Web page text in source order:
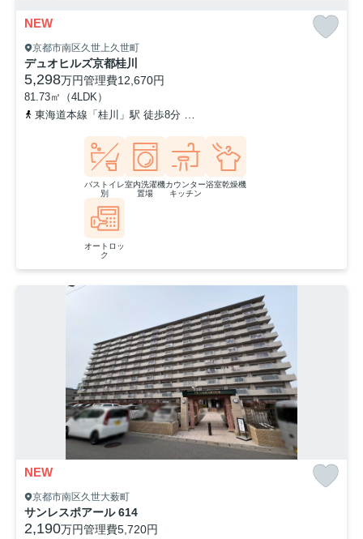
NEW
京都市南区久世上久世町
デュオヒルズ京都桂川
5,298万円管理費12,670円
81.73㎡（4LDK）
東海道本線「桂川」駅 徒歩8分
バストイレ
別
室内洗濯機
置場
カウンター
キッチン
浴室乾燥機
オートロッ
ク
NEW
京都市南区久世大薮町
サンレスポアール 614
2,190万円管理費5,720円